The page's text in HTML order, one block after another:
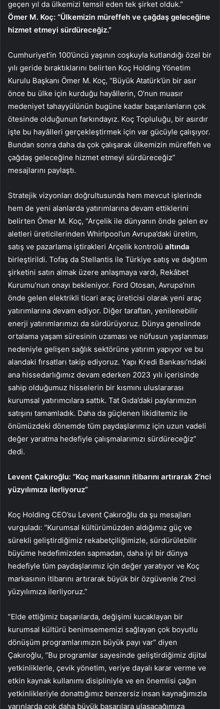
geçen yıl da ülkemizi temsil eden tek şirket olduk.”
Ömer M. Koç: “Ülkemizin müreffeh ve çağdaş geleceğine
hizmet etmeyi sürdüreceğiz.”
Cumhuriyet’in 100’üncü yaşının coşkuyla kutlandığı özel bir
yılı geride bıraktıklarını belirten Koç Holding Yönetim
Kurulu Başkanı Ömer M. Koç, “Büyük Atatürk’ün bir asır
önce bu ülke için kurduğu hayâllerin, O’nun muasır
medeniyet tahayyülünün bugüne kadar başarılanların çok
ötesinde olduğunun farkındayız. Koç Topluluğu, bir asırdır
işte bu hayâlleri gerçekleştirmek için var gücüyle çalışıyor.
Bundan sonra daha da çok çalışarak ülkemizin müreffeh ve
çağdaş geleceğine hizmet etmeyi sürdüreceğiz”
mesajlarını paylaştı.
Stratejik vizyonları doğrultusunda hem mevcut işlerinde
hem de yeni alanlarda yatırımlarına devam ettiklerini
belirten Ömer M. Koç, “Arçelik ile dünyanın önde gelen ev
aletleri üreticilerinden Whirlpool’un Avrupa’daki üretim,
satış ve pazarlama iştirakleri Arçelik kontrolü altında
birleştirildi. Tofaş da Stellantis ile Türkiye satış ve dağıtım
şirketini satın almak üzere anlaşmaya vardı, Rekâbet
Kurumu’nun onayı bekleniyor. Ford Otosan, Avrupa’nın
önde gelen elektrikli ticari araç üreticisi olarak yeni araç
yatırımlarına devam ediyor. Diğer taraftan, yenilenebilir
enerji yatırımlarımızı da sürdürüyoruz. Dünya genelinde
ortalama yaşam süresinin uzaması ve nüfusun yaşlanması
nedeniyle gelişen sağlık sektörüne yatırım yapıyor ve bu
alandaki fırsatları takip ediyoruz. Yapı Kredi Bankası’ndaki
ana hissedarlığımız devam ederken 2023 yılı içerisinde
sahip olduğumuz hisselerin bir kısmını uluslararası
kurumsal yatırımcılara sattık. Tat Gıda’daki paylarımızın
satışını tamamladık. Daha da güçlenen likiditemiz ile
önümüzdeki dönemde tüm paydaşlarımız için uzun vadeli
değer yaratma hedefiyle çalışmalarımızı sürdüreceğiz”
dedi.
Levent Çakıroğlu: “Koç markasının itibarını artırarak 2’nci
yüzyılımıza ilerliyoruz”
Koç Holding CEO’su Levent Çakıroğlu da şu mesajları
vurguladı: “Kurumsal kültürümüzden aldığımız güç ve
sürekli geliştirdiğimiz rekabetçiliğimizle, sürdürülebilir
büyüme hedefimizden sapmadan, daha iyi bir dünya
hedefiyle tüm paydaşlarımız için değer yaratıyor ve Koç
markasının itibarını artırarak büyük bir özgüvenle 2’nci
yüzyılımıza ilerliyoruz.”
“Elde ettiğimiz başarılarda, değişimi kucaklayan bir
kurumsal kültürü benimsememizi sağlayan çok boyutlu
dönüşüm programlarımızın büyük payı var” diyen
Çakıroğlu, “Bu programlar sayesinde geliştirdiğimiz dijital
yetkinliklerle, çevik yönetim, veriye dayalı karar verme ve
etkin kaynak kullanımı disipliniyle ve en önemlisi çağın
yetkinlikleriyle donattığımız benzersiz insan kaynağımızla
yarınlarda çok daha büyük başarılara ulaşacağımıza